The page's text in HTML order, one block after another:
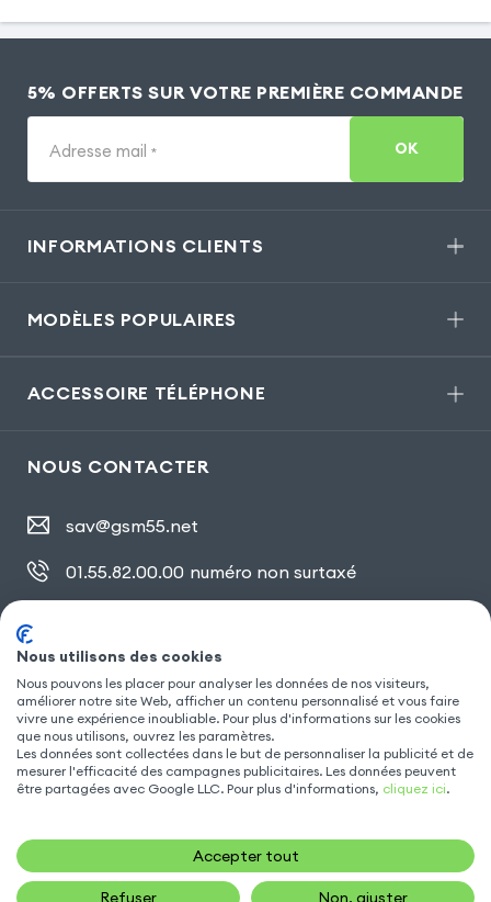
5% OFFERTS SUR VOTRE PREMIÈRE COMMANDE
Adresse mail * OK
INFORMATIONS CLIENTS
MODÈLES POPULAIRES
ACCESSOIRE TÉLÉPHONE
NOUS CONTACTER
sav@gsm55.net
01.55.82.00.00 numéro non surtaxé
SUIVEZ NOUS
Nous utilisons des cookies
Nous pouvons les placer pour analyser les données de nos visiteurs,
améliorer notre site Web, afficher un contenu personnalisé et vous faire
vivre une expérience inoubliable. Pour plus d'informations sur les cookies
que nous utilisons, ouvrez les paramètres.
Les données sont collectées dans le but de personnaliser la publicité et de
mesurer l'efficacité des campagnes publicitaires. Les données peuvent
être partagées avec Google LLC. Pour plus d'informations, cliquez ici.
Accepter tout
Refuser Non, ajuster